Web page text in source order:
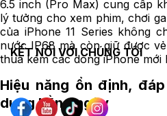
6.5 inch (Pro Max) cung cấp
lý tưởng cho xem phim, chơi
của iPhone 11 Series không
nước IP68 mà còn giữ được
thua kém các dòng iPhone mới
Hiệu năng ổn định,
dụng hằng ngày
KẾT NỐI VỚI CHÚNG TÔI